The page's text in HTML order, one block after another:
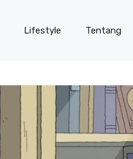
Lifestyle Tentang